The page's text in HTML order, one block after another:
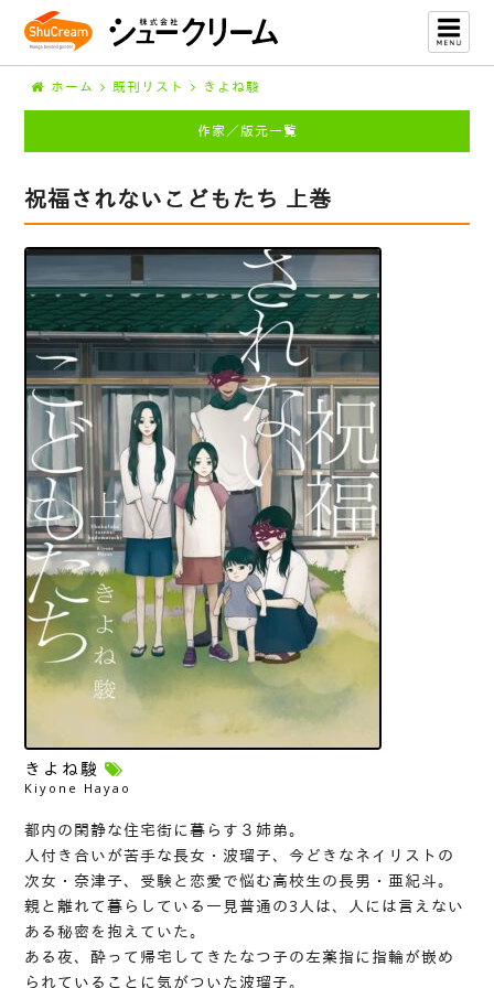
ホーム 既刊リスト きよね駿
作家／版元一覧
祝福されないこどもたち 上巻
きよね駿
Kiyone Hayao
都内の閑静な住宅街に暮らす３姉弟。
人付き合いが苦手な長女・波瑠子、今どきなネイリストの
次女・奈津子、受験と恋愛で悩む高校生の長男・亜紀斗。
親と離れて暮らしている一見普通の3人は、人には言えない
ある秘密を抱えていた。
ある夜、酔って帰宅してきたなつ子の左薬指に指輪が嵌め
られていることに気がついた波瑠子。